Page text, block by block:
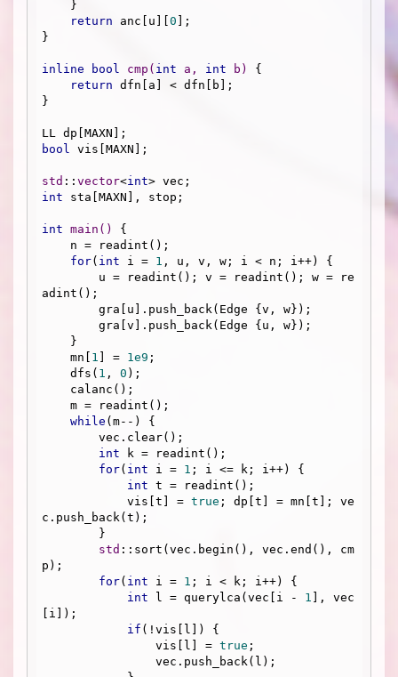
return anc[u][ 0 ];
}
inline bool cmp ( int a, int b)
{
return dfn[a] < dfn[b];
}
bool vis[MAXN];
std :: vector<int
int sta[MAXN], stop;
int main ()
{
for( int i = 1 , u, v, w; i < n; i++) {
adint();
    mn[
1 ] = 1e9 ;
    dfs(
1 , 0 );
while (m--) {
int k = readint();
for( int i = 1 ; i <= k; i++) {
int t = readint();
            vis[t] =
true ; dp[t] = mn[t]; ve
c.push_back(t);
std ::sort(vec.begin(), vec.end(), cm
p);
for( int i = 1 ; i < k; i++) {
int l = querylca(vec[i - 1 ], vec
[i]);
if (!vis[l]) {
                vis[l] =
true ;